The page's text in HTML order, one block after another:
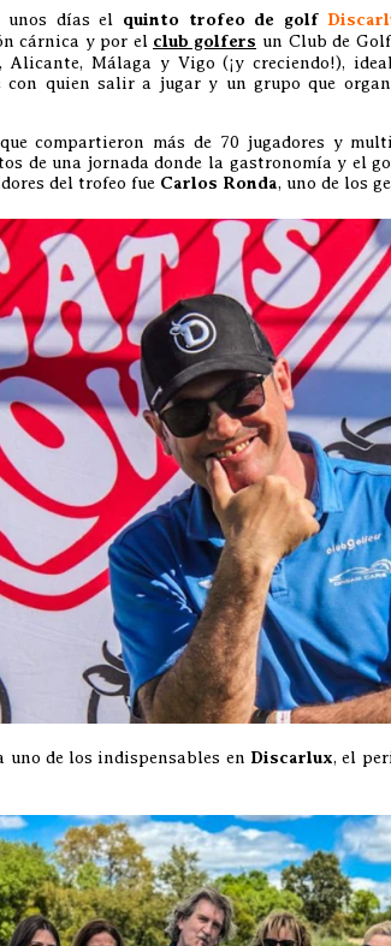
unos días el quinto trofeo de golf
cárnica y por el club golfers un Club de
Alicante, Málaga y Vigo (¡y creciendo!),
con quien salir a jugar y un grupo que
compartieron más de 70 jugadores y
de una jornada donde la gastronomía y el
del trofeo fue Carlos Ronda, uno de los
uno de los indispensables en Discarlux, el